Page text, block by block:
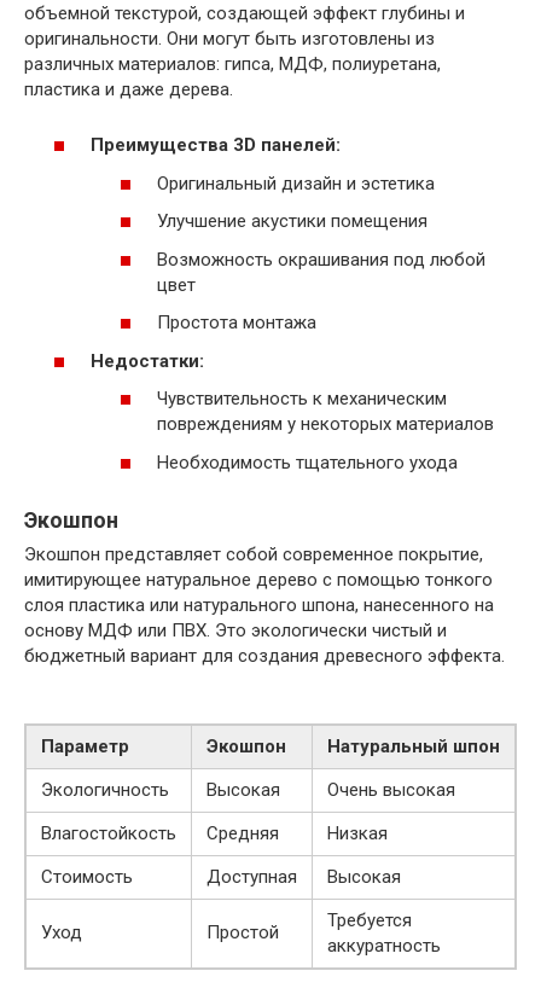
объемной текстурой, создающей эффект глубины и
оригинальности. Они могут быть изготовлены из
различных материалов: гипса, МДФ, полиуретана,
пластика и даже дерева.
Преимущества 3D панелей:
Оригинальный дизайн и эстетика
Улучшение акустики помещения
Возможность окрашивания под любой
цвет
Простота монтажа
Недостатки:
Чувствительность к механическим
повреждениям у некоторых материалов
Необходимость тщательного ухода
Экошпон
Экошпон представляет собой современное покрытие,
имитирующее натуральное дерево с помощью тонкого
слоя пластика или натурального шпона, нанесенного на
основу МДФ или ПВХ. Это экологически чистый и
бюджетный вариант для создания древесного эффекта.
Параметр Экошпон
Натуральный шпон
Экологичность
Высокая
Очень высокая
Влагостойкость
Средняя
Низкая
Стоимость
Доступная Высокая
Уход Простой
Требуется
аккуратность